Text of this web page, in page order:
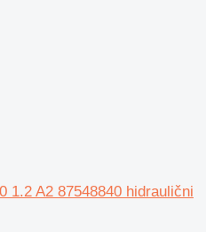
1.2 A2 87548840 hidraulični